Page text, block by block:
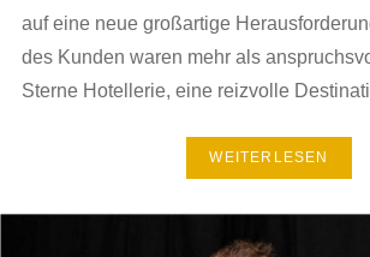
auf eine neue großartige
des Kunden waren mehr als
Sterne Hotellerie, eine reizvolle
WEITERLESEN